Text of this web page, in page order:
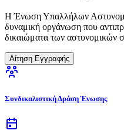
Η Ένωση Υπαλλήλων
δυναμική οργάνωση που
δικαιώματα των αστυνομικών
Αίτηση Εγγραφής
Συνδικαλιστική Δράση Ένωσης